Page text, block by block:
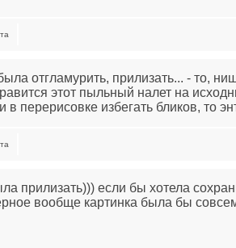
отгламурить, прилизать... - то,
этот пыльный налет на
в перерисовке избегать бликов, то
прилизать))) если бы хотела
вообще картинка была бы